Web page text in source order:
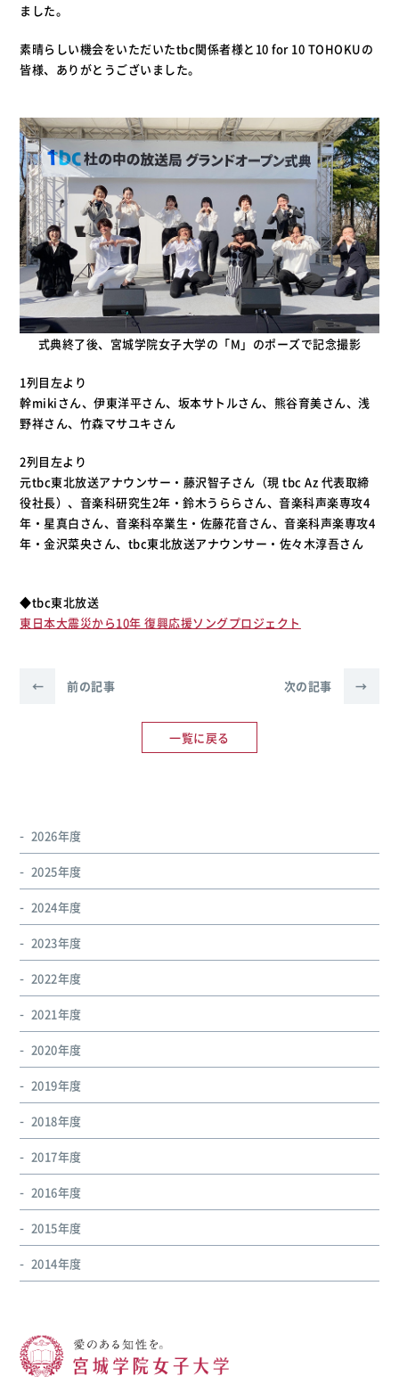
ました。
素晴らしい機会をいただいたtbc関係者様と10 for 10 TOHOKUの
皆様、ありがとうございました。
式典終了後、宮城学院女子大学の「M」のポーズで記念撮影
1列目左より
幹mikiさん、伊東洋平さん、坂本サトルさん、熊谷育美さん、浅
野祥さん、竹森マサユキさん
2列目左より
元tbc東北放送アナウンサー・藤沢智子さん（現 tbc Az 代表取締
役社長）、音楽科研究生2年・鈴木うららさん、音楽科声楽専攻4
年・星真白さん、音楽科卒業生・佐藤花音さん、音楽科声楽専攻4
年・金沢菜央さん、tbc東北放送アナウンサー・佐々木淳吾さん
◆tbc東北放送
東日本大震災から10年 復興応援ソングプロジェクト
← 前の記事
一覧に戻る
次の記事 →
2026年度
2025年度
2024年度
2023年度
2022年度
2021年度
2020年度
2019年度
2018年度
2017年度
2016年度
2015年度
2014年度